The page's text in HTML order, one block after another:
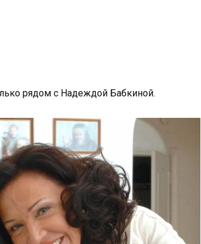
рядом с Надеждой Бабкиной.